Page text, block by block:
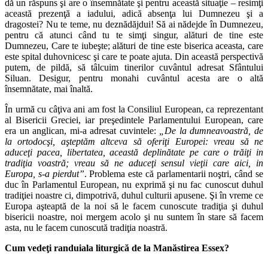
dă un răspuns şi are o însemnătate şi pentru această situaţie – resimţi
această prezenţă a iadului, adică absenţa lui Dumnezeu şi a
dragostei? Nu te teme, nu deznădăjdui! Să ai nădejde în Dumnezeu,
pentru că atunci când tu te simţi singur, alături de tine este
Dumnezeu, Care te iubeşte; alături de tine este biserica aceasta, care
este spital duhovnicesc şi care te poate ajuta. Din această perspectivă
putem, de pildă, să tâlcuim tinerilor cuvântul adresat Sfântului
Siluan. Desigur, pentru monahi cuvântul acesta are o altă
însemnătate, mai înaltă.
În urmă cu câţiva ani am fost la Consiliul European, ca reprezentant
al Bisericii Greciei, iar preşedintele Parlamentului European, care
era un anglican, mi‑a adresat cuvintele:
„De la dumneavoastră , de
la ortodocşi, aşteptăm altceva săoferiţi Europei: vreau săne
aduceţi pacea, libertatea, această deplinătate pe care o trăiţi in
tradiţia voastră; vreau săne aduceţi sensul vieţii care aici, in
Europa, s‑a pierdut”. Problema este că parlamentarii noştri, când se
duc în Parlamentul European, nu exprimă şi nu fac cunoscut duhul
tradiţiei noastre ci, dimpotrivă, duhul culturii apusene. Şi în vreme ce
Europa aşteaptă de la noi să le facem cunoscute tradiţia şi duhul
bisericii noastre, noi mergem acolo şi nu suntem în stare să facem
asta, nu le facem cunoscută tradiţia noastră.
Cum vedeţi randuiala liturgică de la Manăstirea Essex?